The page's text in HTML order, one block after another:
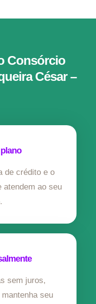
Consórcio
César –
de crédito e o
atendem ao seu
sem juros,
seu